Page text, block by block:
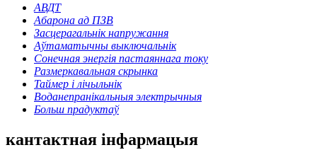
АВДТ
Абарона ад ПЗВ
Засцерагальнік напружання
Аўтаматычны выключальнік
Сонечная энергія пастаяннага току
Размеркавальная скрынка
Таймер і лічыльнік
Воданепранікальныя электрычныя
Больш прадуктаў
кантактная інфармацыя